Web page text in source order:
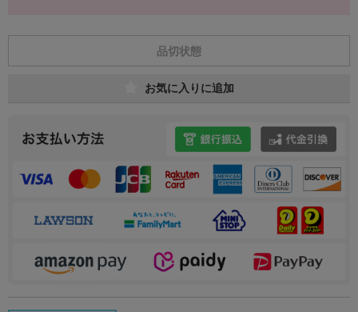
品切状態
お気に入りに追加